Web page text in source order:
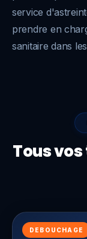
service
prendre en
sanitaire dans
Tous
DEBOUCHAGE